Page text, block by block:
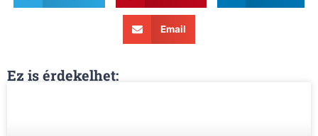
Email
Ez is érdekelhet: